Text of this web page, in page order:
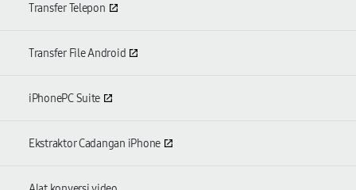
Transfer Telepon
Transfer File Android
iPhonePC Suite
Ekstraktor Cadangan iPhone